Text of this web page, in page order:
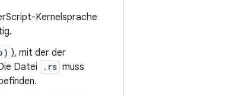
Kernelsprache
), mit der der
Datei
.rs muss